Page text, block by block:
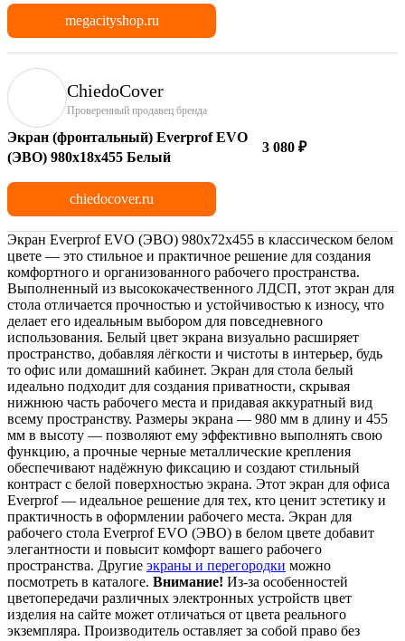
megacityshop.ru
ChiedoCover
Проверенный продавец бренда
Экран (фронтальный) Everprof EVO
(ЭВО) 980х18x455 Белый
3 080 ₽
chiedocover.ru
Экран Everprof EVO (ЭВО) 980х72х455 в классическом белом
цвете — это стильное и практичное решение для создания
комфортного и организованного рабочего пространства.
Выполненный из высококачественного ЛДСП, этот экран для
стола отличается прочностью и устойчивостью к износу, что
делает его идеальным выбором для повседневного
использования. Белый цвет экрана визуально расширяет
пространство, добавляя лёгкости и чистоты в интерьер, будь
то офис или домашний кабинет. Экран для стола белый
идеально подходит для создания приватности, скрывая
нижнюю часть рабочего места и придавая аккуратный вид
всему пространству. Размеры экрана — 980 мм в длину и 455
мм в высоту — позволяют ему эффективно выполнять свою
функцию, а прочные черные металлические крепления
обеспечивают надёжную фиксацию и создают стильный
контраст с белой поверхностью экрана. Этот экран для офиса
Everprof — идеальное решение для тех, кто ценит эстетику и
практичность в оформлении рабочего места. Экран для
рабочего стола Everprof EVO (ЭВО) в белом цвете добавит
элегантности и повысит комфорт вашего рабочего
пространства. Другие экраны и перегородки можно
посмотреть в каталоге. Внимание! Из-за особенностей
цветопередачи различных электронных устройств цвет
изделия на сайте может отличаться от цвета реального
экземпляра. Производитель оставляет за собой право без